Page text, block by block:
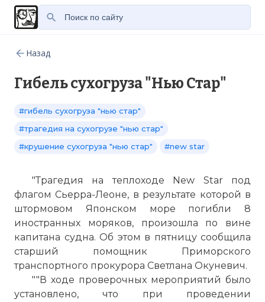
Назад
Гибель сухогруза "Нью Стар"
#гибель сухогруза "нью стар"
#трагедия на сухогрузе "нью стар"
#крушение сухогруза "нью стар"
#new star
"Трагедия на теплоходе New Star под
флагом Сьерра-Леоне, в результате которой в
штормовом Японском море погибли 8
иностранных моряков, произошла по вине
капитана судна. Об этом в пятницу сообщила
старший помощник Приморского
транспортного прокурора Светлана Окуневич.
""В ходе проверочных мероприятий было
установлено, что при проведении